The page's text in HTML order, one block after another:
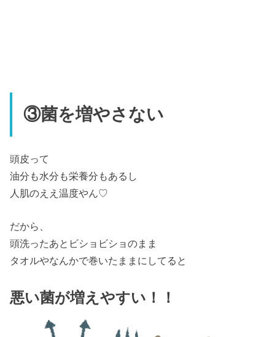
③菌を増やさない
頭皮って
油分も水分も栄養分もあるし
人肌のええ温度やん♡
だから、
頭洗ったあとビショビショのまま
タオルやなんかで巻いたままにしてると
悪い菌が増えやすい！！